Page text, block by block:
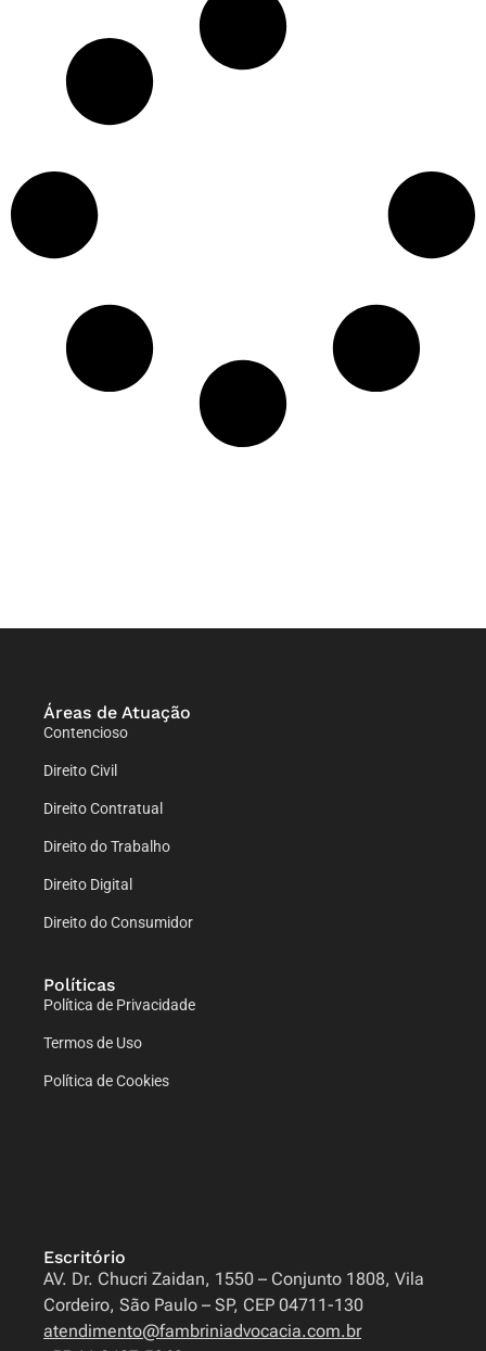
Áreas de Atuação
Contencioso
Direito Civil
Direito Contratual
Direito do Trabalho
Direito Digital
Direito do Consumidor
Políticas
Política de Privacidade
Termos de Uso
Política de Cookies
Escritório
AV. Dr. Chucri Zaidan, 1550 – Conjunto 1808, Vila
Cordeiro, São Paulo – SP, CEP 04711-130
atendimento@fambriniadvocacia.com.br